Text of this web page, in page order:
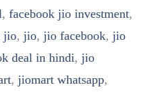
, facebook jio investment,
jio, jio, jio facebook, jio
deal in hindi, jio
, jiomart whatsapp,